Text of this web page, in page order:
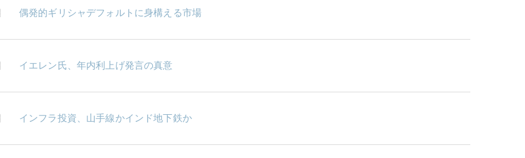
偶発的ギリシャデフォルトに身構える市場
イエレン氏、年内利上げ発言の真意
インフラ投資、山手線かインド地下鉄か